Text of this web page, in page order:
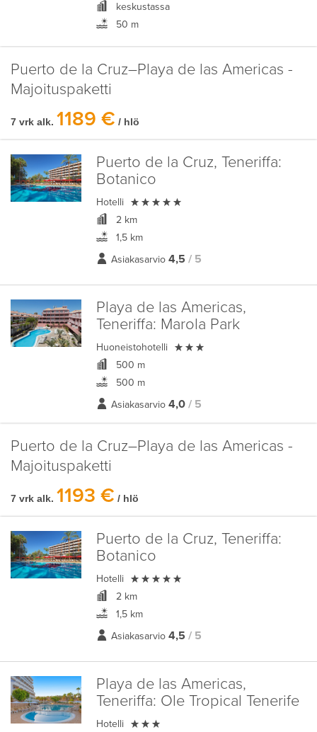
keskustassa
50 m
Puerto de la Cruz–Playa de las Americas -
Majoituspaketti
7 vrk alk. 1189 € / hlö
Puerto de la Cruz, Teneriffa:
Botanico
Hotelli 
2 km
1,5 km
Asiakasarvio 4,5 / 5
Playa de las Americas,
Teneriffa: Marola Park
Huoneistohotelli 
500 m
500 m
Asiakasarvio 4,0 / 5
Puerto de la Cruz–Playa de las Americas -
Majoituspaketti
7 vrk alk. 1193 € / hlö
Puerto de la Cruz, Teneriffa:
Botanico
Hotelli 
2 km
1,5 km
Asiakasarvio 4,5 / 5
Playa de las Americas,
Teneriffa: Ole Tropical Tenerife
Hotelli 